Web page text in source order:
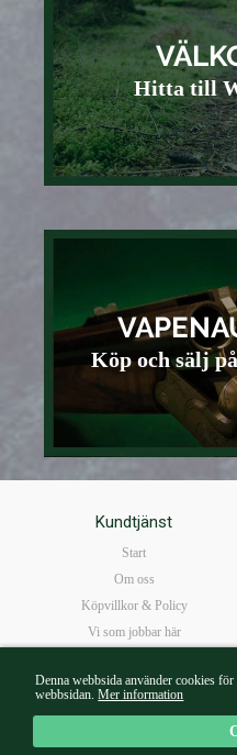
Denna webbsida använder cookies
webbsidan.Mer information
Hitta till
Köp och sälj
Kundtjänst
Start
Om oss
Köpvillkor & Policy
Vi som jobbar här
Öppettider